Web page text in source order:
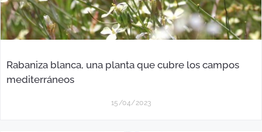
Rabaniza blanca, una planta que cubre los campos
mediterráneos
15/04/2023